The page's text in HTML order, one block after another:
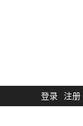
登录 注册